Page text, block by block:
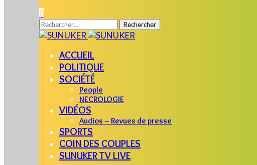
0
Rechercher :
ACCUEIL
POLITIQUE
SOCIÉTÉ
People
NECROLOGIE
VIDÉOS
Audios – Revues de presse
SPORTS
COIN DES COUPLES
SUNUKER TV LIVE